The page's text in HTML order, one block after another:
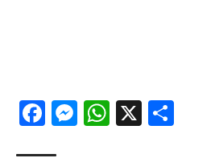
Facebook
Messenger
WhatsApp
X